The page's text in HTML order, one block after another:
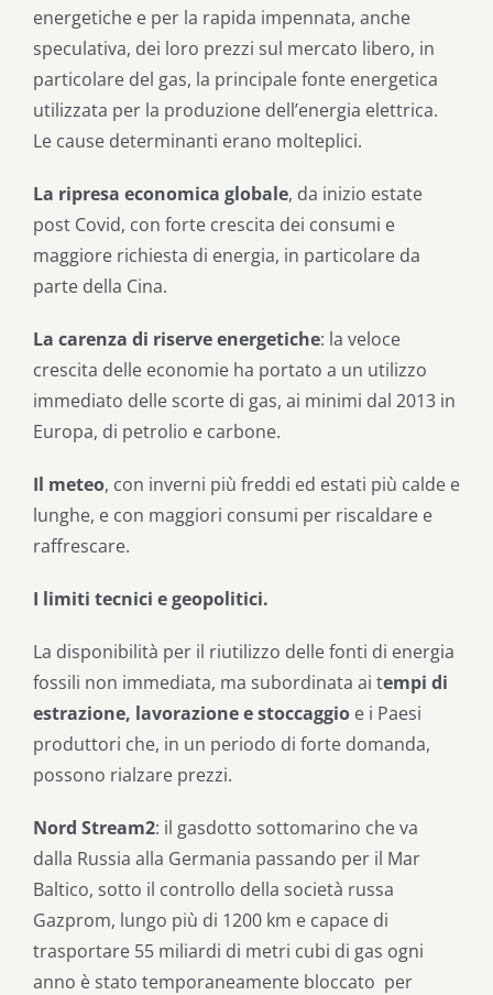
energetiche e per la rapida impennata, anche
speculativa, dei loro prezzi sul mercato libero, in
particolare del gas, la principale fonte energetica
utilizzata per la produzione dell’energia elettrica.
Le cause determinanti erano molteplici.
La ripresa economica globale, da inizio estate
post Covid, con forte crescita dei consumi e
maggiore richiesta di energia, in particolare da
parte della Cina.
La carenza di riserve energetiche: la veloce
crescita delle economie ha portato a un utilizzo
immediato delle scorte di gas, ai minimi dal 2013 in
Europa, di petrolio e carbone.
Il meteo, con inverni più freddi ed estati più calde e
lunghe, e con maggiori consumi per riscaldare e
raffrescare.
I limiti tecnici e geopolitici.
La disponibilità per il riutilizzo delle fonti di energia
fossili non immediata, ma subordinata ai tempi di
estrazione, lavorazione e stoccaggio e i Paesi
produttori che, in un periodo di forte domanda,
possono rialzare prezzi.
Nord Stream2: il gasdotto sottomarino che va
dalla Russia alla Germania passando per il Mar
Baltico, sotto il controllo della società russa
Gazprom, lungo più di 1200 km e capace di
trasportare 55 miliardi di metri cubi di gas ogni
anno è stato temporaneamente bloccato per